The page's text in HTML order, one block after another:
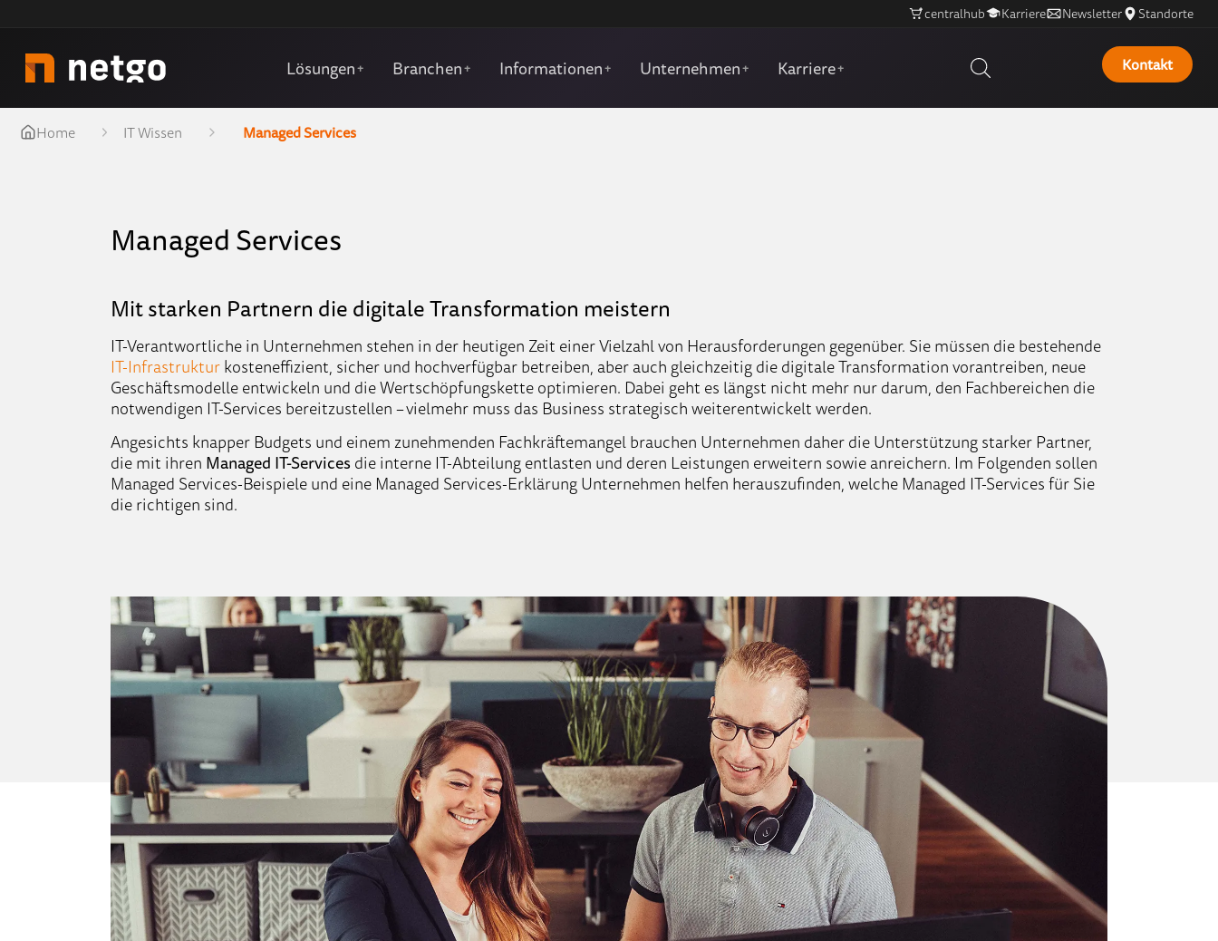
centralhub Karriere Newsletter Standorte
Lösungen+ Branchen+ Informationen+ Unternehmen+ Karriere+ Kontakt
Home IT Wissen Managed Services
Managed Services
Mit starken Partnern die digitale Transformation meistern
IT-Verantwortliche in Unternehmen stehen in der heutigen Zeit einer Vielzahl von Herausforderungen gegenüber. Sie müssen die bestehende
IT-Infrastrukturkosteneffizient, sicher und hochverfügbar betreiben, aber auch gleichzeitig die digitale Transformation vorantreiben, neue
Geschäftsmodelle entwickeln und die Wertschöpfungskette optimieren. Dabei geht es längst nicht mehr nur darum, den Fachbereichen die
notwendigen IT-Services bereitzustellen – vielmehr muss das Business strategisch weiterentwickelt werden.
Angesichts knapper Budgets und einem zunehmenden Fachkräftemangel brauchen Unternehmen daher die Unterstützung starker Partner,
die mit ihren Managed IT-Services die interne IT-Abteilung entlasten und deren Leistungen erweitern sowie anreichern. Im Folgenden sollen
Managed Services-Beispiele und eine Managed Services-Erklärung Unternehmen helfen herauszufinden, welche Managed IT-Services für Sie
die richtigen sind.